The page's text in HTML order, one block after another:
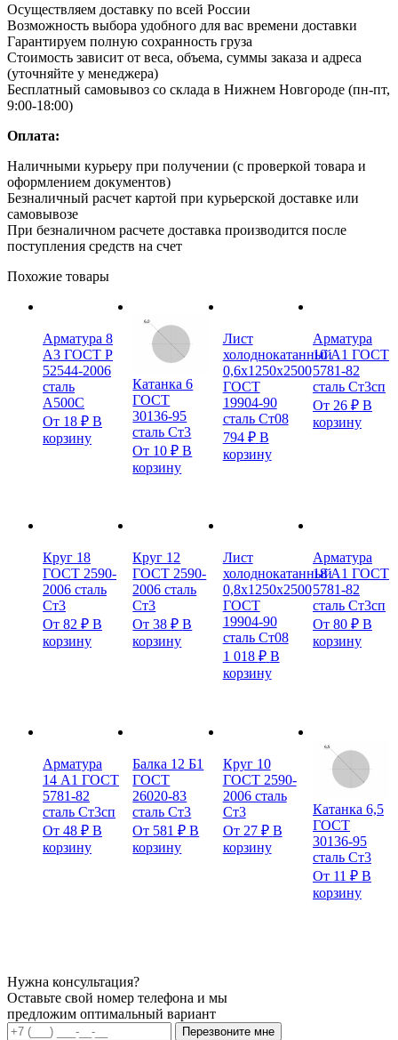
Осуществляем доставку по всей России
Возможность выбора удобного для вас времени доставки
Гарантируем полную сохранность груза
Стоимость зависит от веса, объема, суммы заказа и адреса
(уточняйте у менеджера)
Бесплатный самовывоз со склада в Нижнем Новгороде (пн-пт,
9:00-18:00)
Оплата:
Наличными курьеру при получении (с проверкой товара и
оформлением документов)
Безналичный расчет картой при курьерской доставке или
самовывозе
При безналичном расчете доставка производится после
поступления средств на счет
Похожие товары
Арматура 8
А3 ГОСТ Р
52544-2006
сталь
А500С
От 18 ₽ В
корзину
Катанка 6
ГОСТ
30136-95
сталь Ст3
От 10₽ В
корзину
Лист
холоднокатанный
0,6х1250х2500
ГОСТ
19904-90
сталь Ст08
794 ₽ В
корзину
Арматура
10 А1 ГОСТ
5781-82
сталь Ст3сп
От 26 ₽ В
корзину
Круг 18
ГОСТ 2590-
2006 сталь
Ст3
От 82 ₽ В
корзину
Круг 12
ГОСТ 2590-
2006 сталь
Ст3
От38₽ В
корзину
Лист
холоднокатанный
0,8х1250х2500
ГОСТ
19904-90
сталь Ст08
1 018 ₽ В
корзину
Арматура
18 А1 ГОСТ
5781-82
сталь Ст3сп
От 80 ₽ В
корзину
Арматура
14 А1 ГОСТ
5781-82
сталь Ст3сп
От 48 ₽ В
корзину
Балка 12 Б1
ГОСТ
26020-83
сталь Ст3
От 581₽ В
корзину
Круг 10
ГОСТ 2590-
2006 сталь
Ст3
От 27 ₽ В
корзину
Катанка 6,5
ГОСТ
30136-95
сталь Ст3
От 11 ₽ В
корзину
Нужна консультация?
Оставьте свой номер телефона и мы
предложим оптимальный вариант
Перезвоните мне